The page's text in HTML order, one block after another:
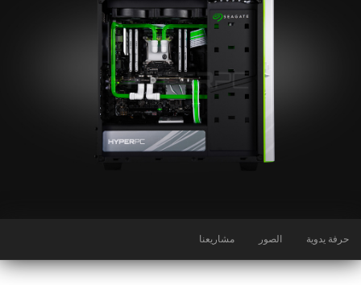
حرفة يدوية الصور مشاريعنا